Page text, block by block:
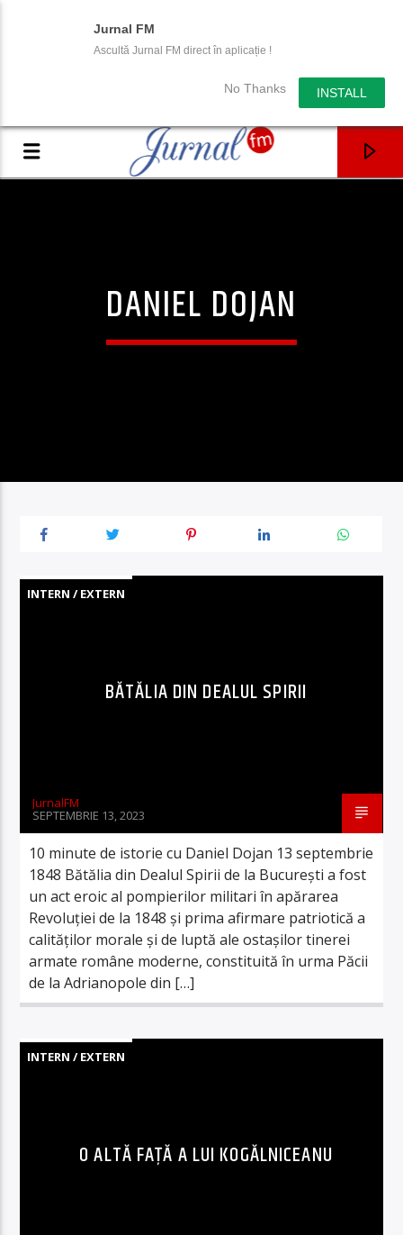
Jurnal FM
Ascultă Jurnal FM direct în aplicație !
No Thanks INSTALL
DANIEL DOJAN
INTERN / EXTERN
BĂTĂLIA DIN DEALUL SPIRII
JurnalFM
SEPTEMBRIE 13, 2023
10 minute de istorie cu Daniel Dojan 13 septembrie
1848 Bătălia din Dealul Spirii de la Bucureşti a fost
un act eroic al pompierilor militari în apărarea
Revoluţiei de la 1848 şi prima afirmare patriotică a
calităţilor morale şi de luptă ale ostaşilor tinerei
armate române moderne, constituită în urma Păcii
de la Adrianopole din […]
INTERN / EXTERN
O ALTĂ FAȚĂ A LUI KOGĂLNICEANU